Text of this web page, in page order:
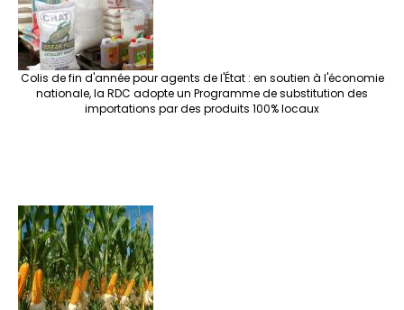
Colis de fin d'année pour agents de l'État : en soutien à l'économie
nationale, la RDC adopte un Programme de substitution des
importations par des produits 100% locaux